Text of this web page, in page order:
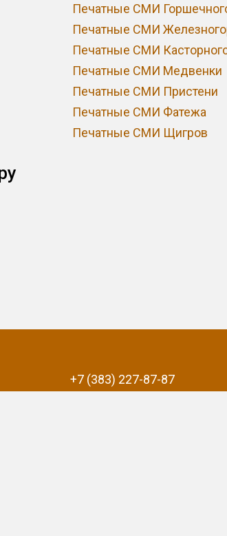
Печатные СМИ
Печатные СМИ
Печатные СМИ
Печатные СМИ Медвенки
Печатные СМИ Пристени
Печатные СМИ Фатежа
Печатные СМИ Щигров
+7 (383) 227-87-87